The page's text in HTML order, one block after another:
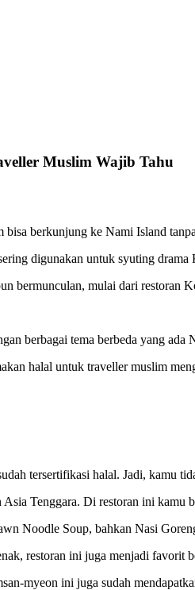
Muslim Wajib Tahu
berkunjung ke Nami Island
digunakan untuk syuting
bermunculan, mulai dari restoran
berbagai tema berbeda yang
halal untuk traveller muslim
tersertifikasi halal. Jadi, kamu
Tenggara. Di restoran ini
Noodle Soup, bahkan Nasi
restoran ini juga menjadi favorit
myeon ini juga sudah